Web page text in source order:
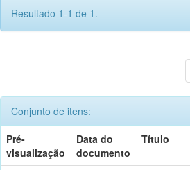
Resultado 1-1 de 1.
Conjunto de itens:
Pré-
visualização
Data do
documento
Título